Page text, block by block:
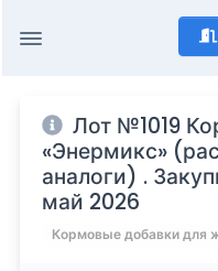
Лот №1019
«Энермикс»
аналоги) .
май 2026
Кормовые добавки для